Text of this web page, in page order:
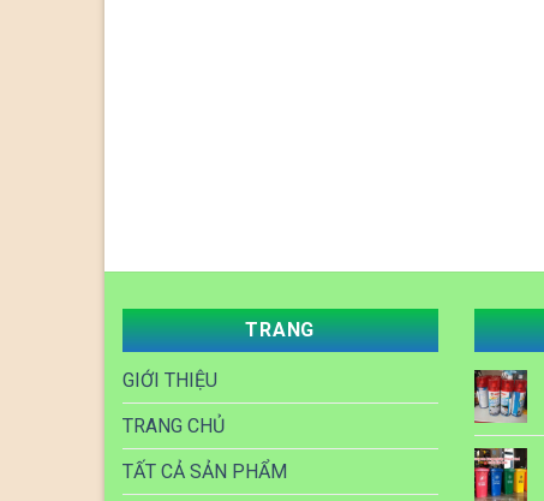
TRANG
GIỚI THIỆU
TRANG CHỦ
TẤT CẢ SẢN PHẨM